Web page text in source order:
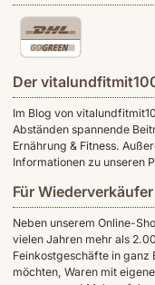
Der
Im Blog von
Abständen spannende
Ernährung & Fitness.
Informationen zu unseren
Für
Neben unserem Online-
vielen Jahren mehr als
Feinkostgeschäfte in ganz
möchten, Waren mit